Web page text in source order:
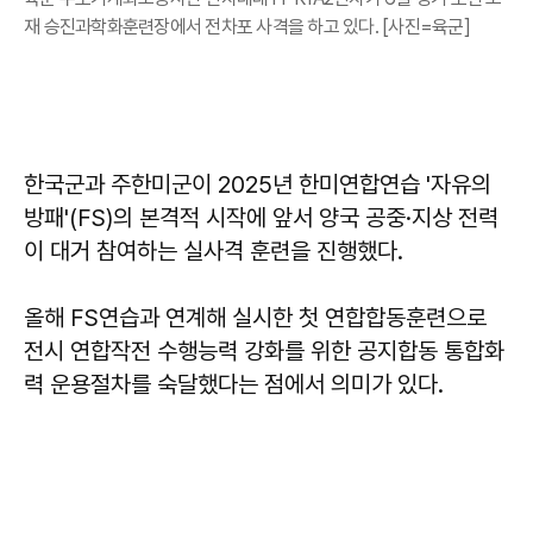
재 승진과학화훈련장에서 전차포 사격을 하고 있다. [사진=육군]
한국군과 주한미군이 2025년 한미연합연습 '자유의
방패'(FS)의 본격적 시작에 앞서 양국 공중·지상 전력
이 대거 참여하는 실사격 훈련을 진행했다.
올해 FS연습과 연계해 실시한 첫 연합합동훈련으로
전시 연합작전 수행능력 강화를 위한 공지합동 통합화
력 운용절차를 숙달했다는 점에서 의미가 있다.